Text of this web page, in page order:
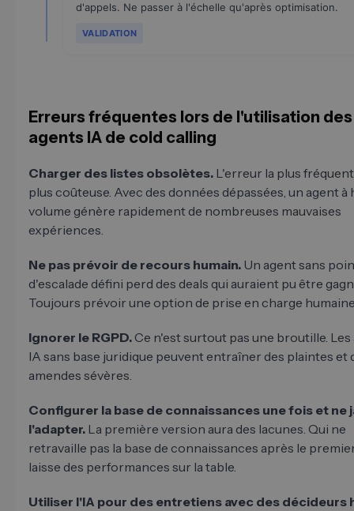
d'appels. Ne passer à l'échelle qu'après optimisation.
VALIDATION
Erreurs fréquentes lors de l'utilisation des
agents IA de cold calling
Charger des listes obsolètes. L'erreur la plus
plus coûteuse. Avec des données dépassées, un agent à
volume génère rapidement de nombreuses mauvaises
expériences.
Ne pas prévoir de recours humain. Un agent sans
d'escalade défini perd des deals qui auraient pu être
Toujours prévoir une option de prise en charge
Ignorer le RGPD.Ce n'est surtout pas une broutille. Les
IA sans base juridique peuvent entraîner des plaintes et
amendes sévères.
Configurer la base de connaissances une fois et ne
l'adapter. La première version aura des lacunes. Qui ne
retravaille pas la base de connaissances après le
laisse des performances sur la table.
Utiliser l'IA pour des entretiens avec des décideurs